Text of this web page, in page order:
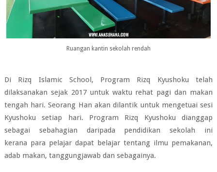
Ruangan kantin sekolah rendah
Di Rizq Islamic School, Program Rizq Kyushoku telah
dilaksanakan sejak 2017 untuk waktu rehat pagi dan makan
tengah hari. Seorang Han akan dilantik untuk mengetuai sesi
Kyushoku setiap hari. Program Rizq Kyushoku dianggap
sebagai sebahagian daripada pendidikan sekolah ini
kerana para pelajar dapat belajar tentang ilmu pemakanan,
adab makan, tanggungjawab dan sebagainya.